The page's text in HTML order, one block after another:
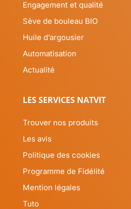
Engagement et qualité
Sève de bouleau BIO
Huile d’argousier
Automatisation
Actualité
LES SERVICES NATVIT
Trouver nos produits
Les avis
Politique des cookies
Programme de Fidélité
Mention légales
Tuto